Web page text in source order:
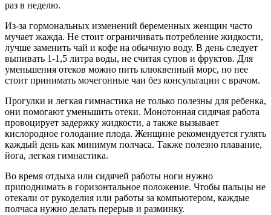
раз в неделю.
Из-за гормональных изменений беременных женщин часто
мучает жажда. Не стоит ограничивать потребление жидкости,
лучше заменить чай и кофе на обычную воду. В день следует
выпивать 1-1,5 литра воды, не считая супов и фруктов. Для
уменьшения отеков можно пить клюквенный морс, но нее
стоит принимать мочегонные чаи без консультации с врачом.
Прогулки и легкая гимнастика не только полезны для ребенка,
они помогают уменьшить отеки. Монотонная сидячая работа
провоцирует задержку жидкости, а также вызывает
кислородное голодание плода. Женщине рекомендуется гулять
каждый день как минимум полчаса. Также полезно плавание,
йога, легкая гимнастика.
Во время отдыха или сидячей работы ноги нужно
приподнимать в горизонтальное положение. Чтобы пальцы не
отекали от рукоделия или работы за компьютером, каждые
полчаса нужно делать перерыв и разминку.